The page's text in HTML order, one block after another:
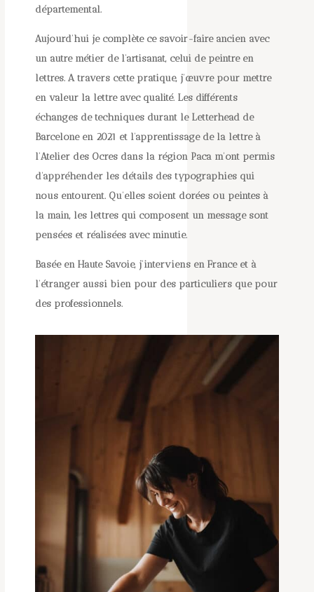
départemental.
Aujourd’hui je complète ce savoir-faire ancien avec
un autre métier de l’artisanat, celui de peintre en
lettres. A travers cette pratique, j’œuvre pour mettre
en valeur la lettre avec qualité. Les différents
échanges de techniques durant le Letterhead de
Barcelone en 2021 et l’apprentissage de la lettre à
l’Atelier des Ocres dans la région Paca m’ont permis
d’appréhender les détails des typographies qui
nous entourent. Qu’elles soient dorées ou peintes à
la main, les lettres qui composent un message sont
pensées et réalisées avec minutie.
Basée en Haute Savoie, j’interviens en France et à
l’étranger aussi bien pour des particuliers que pour
des professionnels.